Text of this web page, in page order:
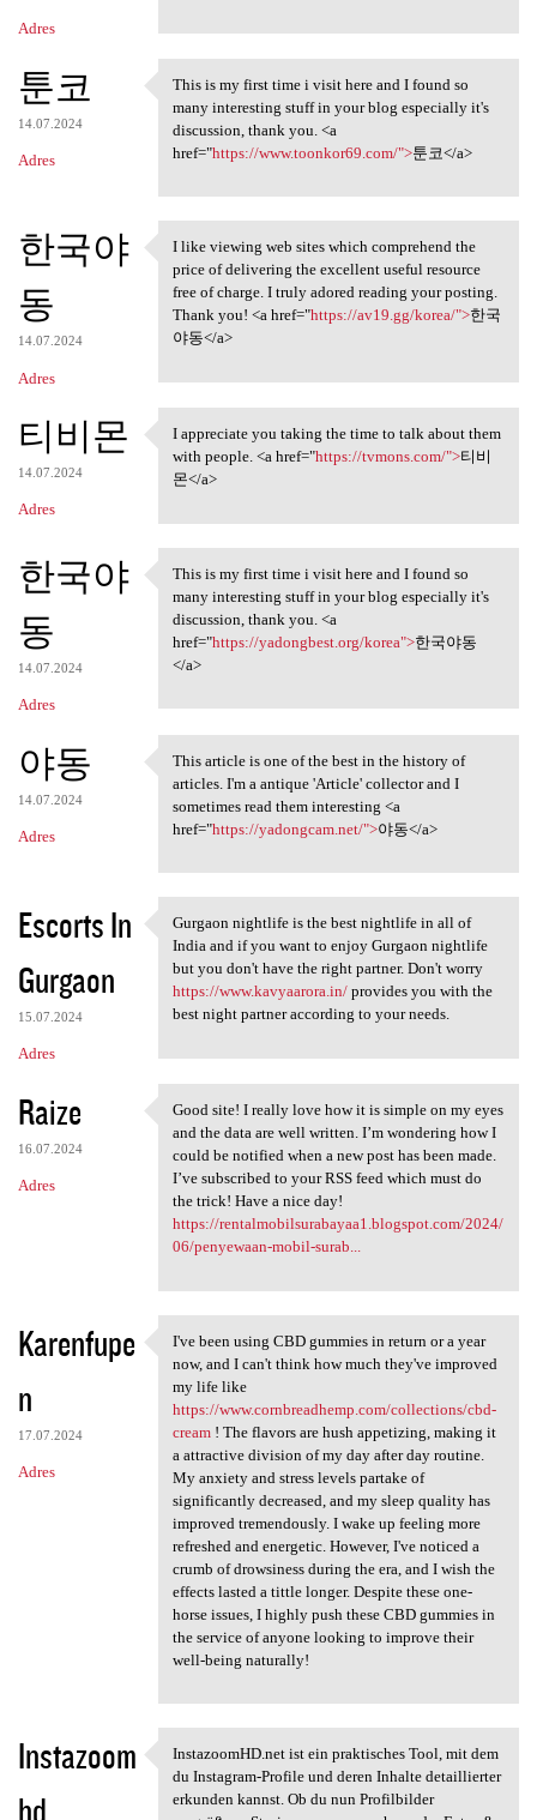
Adres
툰코
14.07.2024
Adres
This is my first time i visit
This is my first time i visit here and I found so
many interesting stuff in your blog especially it's
discussion, thank you. <a
href="https://www.toonkor69.com/">툰코</a>
한국야
동
14.07.2024
Adres
I like viewing web sites
I like viewing web sites which comprehend the
price of delivering the excellent useful resource
free of charge. I truly adored reading your posting.
Thank you! <a href="https://av19.gg/korea/">한국
야동</a>
티비몬
14.07.2024
Adres
I appreciate you taking the
I appreciate you taking the time to talk about them
with people. <a href="https://tvmons.com/">티비
몬</a>
한국야
동
14.07.2024
Adres
This is my first time i visit
This is my first time i visit here and I found so
many interesting stuff in your blog especially it's
discussion, thank you. <a
href="https://yadongbest.org/korea">한국야동
</a>
야동
14.07.2024
Adres
This article is one of the
This article is one of the best in the history of
articles. I'm a antique 'Article' collector and I
sometimes read them interesting <a
href="https://yadongcam.net/">야동</a>
Escorts In
Gurgaon
15.07.2024
Adres
Gurgaon nightlife is the best
Gurgaon nightlife is the best nightlife in all of
India and if you want to enjoy Gurgaon nightlife
but you don't have the right partner. Don't worry
https://www.kavyaarora.in/provides you with the
best night partner according to your needs.
Raize
16.07.2024
Adres
Good site! I really love how
Good site! I really love how it is simple on my eyes
and the data are well written. I’m wondering how I
could be notified when a new post has been made.
I’ve subscribed to your RSS feed which must do
the trick! Have a nice day!
https://rentalmobilsurabayaa1.blogspot.com/2024/
06/penyewaan-mobil-surab...
Karenfupe
n
17.07.2024
Adres
I've been using CBD gummies
I've been using CBD gummies in return or a year
now, and I can't think how much they've improved
my life like
https://www.cornbreadhemp.com/collections/cbd-
cream! The flavors are hush appetizing, making it
a attractive division of my day after day routine.
My anxiety and stress levels partake of
significantly decreased, and my sleep quality has
improved tremendously. I wake up feeling more
refreshed and energetic. However, I've noticed a
crumb of drowsiness during the era, and I wish the
effects lasted a tittle longer. Despite these one-
horse issues, I highly push these CBD gummies in
the service of anyone looking to improve their
well-being naturally!
Instazoom
hd
InstazoomHD.net ist ein
InstazoomHD.net ist ein praktisches Tool, mit dem
du Instagram-Profile und deren Inhalte detaillierter
erkunden kannst. Ob du nun Profilbilder